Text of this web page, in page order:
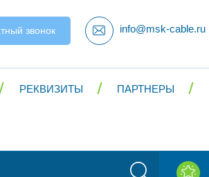
звонок info@msk-cable.ru
РЕКВИЗИТЫ ПАРТНЕРЫ